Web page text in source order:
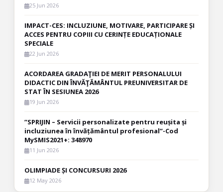
25 Jun 2026
IMPACT-CES: INCLUZIUNE, MOTIVARE, PARTICIPARE ȘI
ACCES PENTRU COPIII CU CERINȚE EDUCAȚIONALE
SPECIALE
22 Jun 2026
ACORDAREA GRADAŢIEI DE MERIT PERSONALULUI
DIDACTIC DIN ÎNVĂŢĂMÂNTUL PREUNIVERSITAR DE
STAT ÎN SESIUNEA 2026
19 Jun 2026
”SPRIJIN – Servicii personalizate pentru reușita și
incluziunea în învățământul profesional”-Cod
MySMIS2021+: 348970
11 Jun 2026
OLIMPIADE ȘI CONCURSURI 2026
12 May 2026